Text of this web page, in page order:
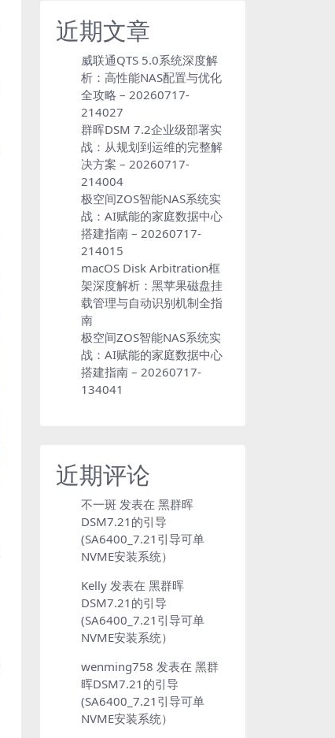
近期文章
威联通QTS 5.0系统深度解
析：高性能NAS配置与优化
全攻略 – 20260717-
214027
群晖DSM 7.2企业级部署实
战：从规划到运维的完整解
决方案 – 20260717-
214004
极空间ZOS智能NAS系统实
战：AI赋能的家庭数据中心
搭建指南 – 20260717-
214015
macOS Disk Arbitration框
架深度解析：黑苹果磁盘挂
载管理与自动识别机制全指
南
极空间ZOS智能NAS系统实
战：AI赋能的家庭数据中心
搭建指南 – 20260717-
134041
近期评论
不一斑 发表在 黑群晖
DSM7.21的引导
(SA6400_7.21引导可单
NVME安装系统）
Kelly 发表在 黑群晖
DSM7.21的引导
(SA6400_7.21引导可单
NVME安装系统）
wenming758 发表在 黑群
晖DSM7.21的引导
(SA6400_7.21引导可单
NVME安装系统）